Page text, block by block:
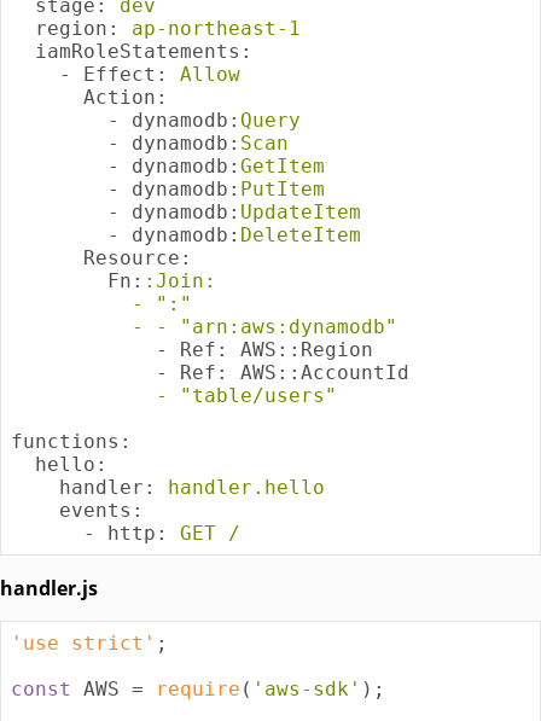
  stage:
dev
  region:
ap-northeast-1
  iamRoleStatements:
    - Effect:
Allow
      Action:
        - dynamodb:
Query
        - dynamodb:
Scan
        - dynamodb:
GetItem
        - dynamodb:
PutItem
        - dynamodb:
UpdateItem
        - dynamodb:
DeleteItem
      Resource:
        Fn:
:Join:
          -
":"
          -
-
"arn:aws:dynamodb"
            - Ref:
AWS::Region
            - Ref:
AWS::AccountId
            -
"table/users"
functions:
  hello:
    handler:
handler.hello
    events:
      - http:
GET /
handler.js
'use strict' ;
const
AWS = require ( 'aws-sdk' );